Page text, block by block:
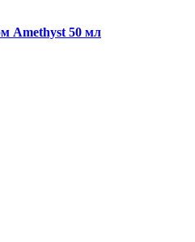
Amethyst 50 мл